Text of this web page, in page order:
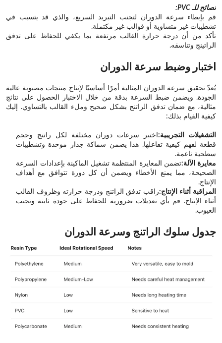
نصائح للـ PVC:
قم بإبطاء سرعة الدوران لتجنب التبريد السريع، والذي قد يتسبب في
تشطيبات غير متساوية أو قوالب غير مكتملة.
تأكد من أن درجة حرارة القالب مرتفعة بما يكفي للحفاظ على تدفق
الراتينج وتناسقه.
اختبار وضبط سرعة الدوران
يُعدّ تحقيق سرعة الدوران المثالية أمرًا أساسيًا لإنتاج منتجات مصبوبة عالية
الجودة. ويضمن ضبط السرعة بدقة من خلال الاختبار الحصول على نتائج
مثالية، مع ضمان تدفق الراتنج بشكل صحيح وملء القالب بالتساوي. إليك
كيفية القيام بذلك:
التشغيلات التجريبية: اختبر سرعات دوران مختلفة لكل راتنج وحجم
قطعة لفهم كيفية تفاعلها. هذا يضمن سماكة جدار موحدة وتشطيبات
سطحية ناعمة.
معايرة الآلة:تضمن المعايرة المنتظمة تشغيل الماكينة بإعدادات السرعة
الصحيحة، مما يمنع الأخطاء ويضمن أن كل دورة تتوافق مع أهداف
الإنتاج.
المراقبة أثناء الإنتاج:راقب تدفق الراتنج ودرجة حرارته وظروف القالب
أثناء الإنتاج. قم بأي تعديلات ضرورية للحفاظ على جودة ثابتة وتجنب
العيوب.
جدول سلوك الراتنج وسرعة الدوران